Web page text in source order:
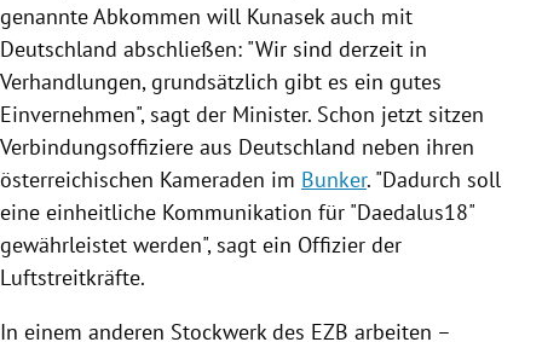
genannte Abkommen will Kunasekauch mit
Deutschland abschließen: "Wir sind derzeit in
Verhandlungen, grundsätzlich gibt es ein gutes
Einvernehmen", sagt der Minister. Schon jetzt sitzen
Verbindungsoffiziere aus Deutschland neben ihren
österreichischen Kameraden im Bunker. "Dadurch soll
eine einheitliche Kommunikation für "Daedalus18"
gewährleistet werden", sagt ein Offizier der
Luftstreitkräfte.
In einem anderen Stockwerk des EZB arbeiten –